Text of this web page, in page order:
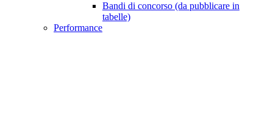
Bandi di concorso (da pubblicare in
tabelle)
Performance